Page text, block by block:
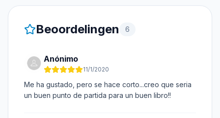
Beoordelingen 6
Anónimo
11/1/2020
Me ha gustado, pero se hace corto...creo que seria
un buen punto de partida para un buen libro!!